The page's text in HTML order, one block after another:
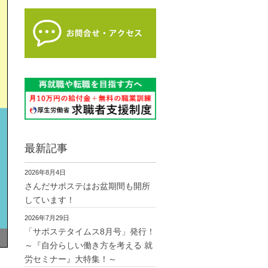
最新記事
2026年8月4日
さんだサポステはお盆期間も開所
しています！
2026年7月29日
「サポステタイムス8月号」発行！
～『自分らしい働き方を考える 就
労セミナー』大特集！～